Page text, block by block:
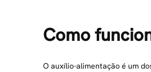
Como
O auxílio-alimentação é um